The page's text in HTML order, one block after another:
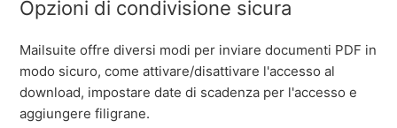
Opzioni di condivisione sicura
Mailsuite offre diversi modi per inviare documenti PDF in
modo sicuro, come attivare/disattivare l'accesso al
download, impostare date di scadenza per l'accesso e
aggiungere filigrane.